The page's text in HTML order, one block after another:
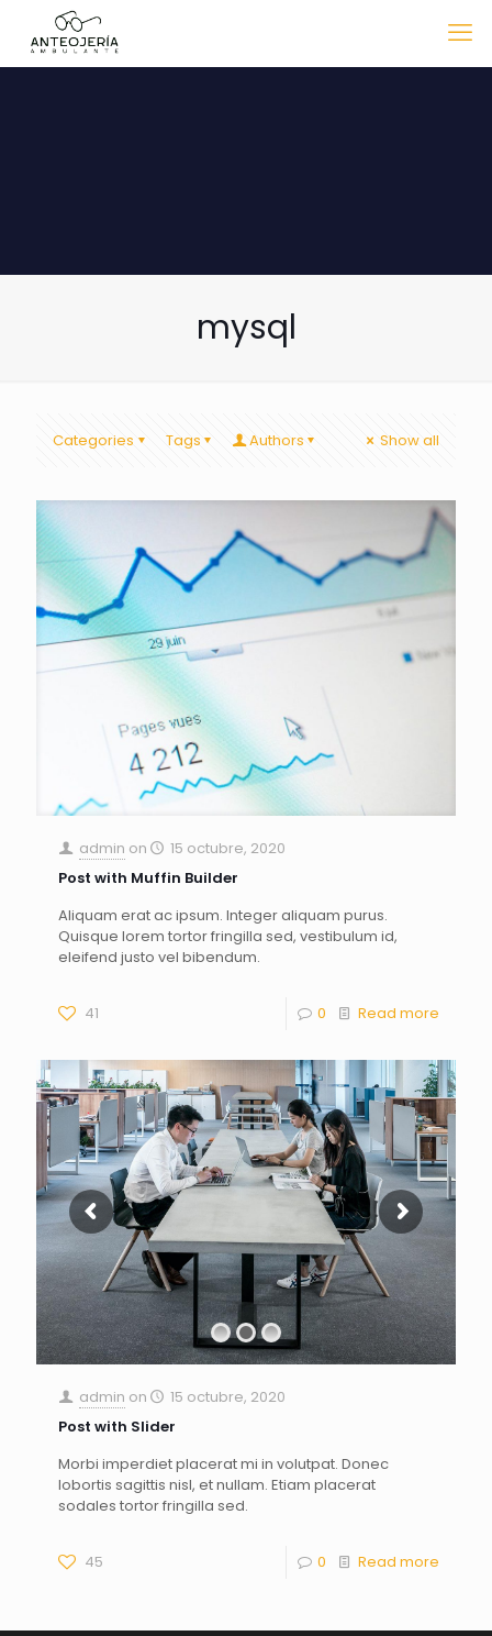
mysql
Categories Tags Authors Show all
admin on
15 octubre, 2020
Post with Muffin Builder
Aliquam erat ac ipsum. Integer aliquam purus.
Quisque lorem tortor fringilla sed, vestibulum id,
eleifend justo vel bibendum.
41 0 Read more
admin on
15 octubre, 2020
Post with Slider
Morbi imperdiet placerat mi in volutpat. Donec
lobortis sagittis nisl, et nullam. Etiam placerat
sodales tortor fringilla sed.
45 0 Read more